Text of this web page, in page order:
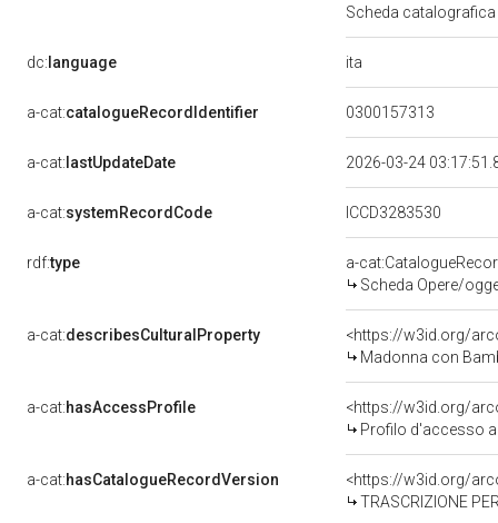
Scheda
dc: language ita
a-cat:catalogueRecordIdentifier 0300157313
a-cat: lastUpdateDate 2026-03-24
a-cat:systemRecordCode ICCD3283530
rdf:type
a-
Scheda Opere/
a-cat:describesCulturalProperty
<https://w3id.org/
Madonna con
a-cat:hasAccessProfile
<https://w3id.org/
Profilo d'accesso
a-cat:hasCatalogueRecordVersion
<https://w3id.org/
TRASCRIZIONE